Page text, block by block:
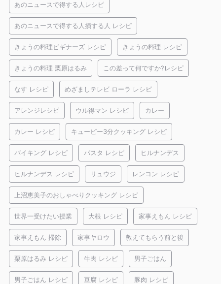
あのニュースで得する人レシピ
あのニュースで得する人損する人 レシピ
きょうの料理ビギナーズ レシピ きょうの料理 レシピ
きょうの料理 栗原はるみ この差って何ですか?レシピ
なす レシピ めざましテレビ ローラ レシピ
アレンジレシピ ウル得マン レシピ カレー
カレー レシピ キューピー3分クッキング レシピ
バイキング レシピ パスタ レシピ ヒルナンデス
ヒルナンデス レシピ リュウジ レンコン レシピ
上沼恵美子のおしゃべりクッキング レシピ
世界一受けたい授業 大根 レシピ 家事えもん レシピ
家事えもん 掃除 家事ヤロウ 教えてもらう前と後
栗原はるみ レシピ 牛肉 レシピ 男子ごはん
男子ごはん レシピ 豆腐 レシピ 豚肉 レシピ